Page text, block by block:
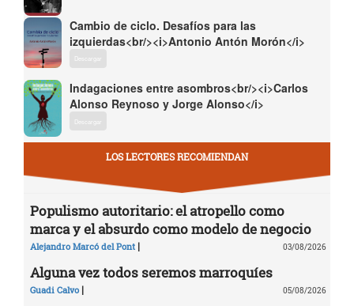
Cambio de ciclo. Desafíos para las
izquierdas<br/><i>Antonio Antón Morón</i>
Descargar
Indagaciones entre asombros<br/><i>Carlos
Alonso Reynoso y Jorge Alonso</i>
Descargar
LOS LECTORES RECOMIENDAN
Populismo autoritario: el atropello como
marca y el absurdo como modelo de negocio
Alejandro Marcó del Pont | 03/08/2026
Alguna vez todos seremos marroquíes
Guadi Calvo | 05/08/2026